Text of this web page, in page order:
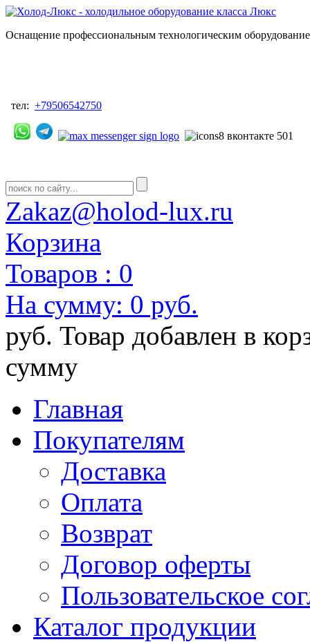
Оснащение профессиональным технологическим
тел: +79506542750
Zakaz@holod-lux.ru
Корзина
Товаров : 0
На сумму: 0 руб.
руб. Товар добавлен в
сумму
Главная
Покупателям
Доставка
Оплата
Возврат
Договор оферты
Пользовательское
Каталог продукции